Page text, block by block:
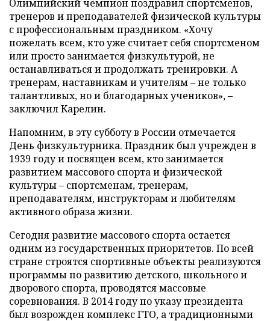
Олимпийский чемпион поздравил спортсменов,
тренеров и преподавателей физической культуры
с профессиональным праздником. «Хочу
пожелать всем, кто уже считает себя спортсменом
или просто занимается физкультурой, не
останавливаться и продолжать тренировки. А
тренерам, наставникам и учителям – не только
талантливых, но и благодарных учеников», –
заключил Карелин.
Напомним, в эту субботу в России отмечается
День физкультурника. Праздник был учрежден в
1939 году и посвящен всем, кто занимается
развитием массового спорта и физической
культуры – спортсменам, тренерам,
преподавателям, инструкторам и любителям
активного образа жизни.
Сегодня развитие массового спорта остается
одним из государственных приоритетов. По всей
стране строятся спортивные объекты реализуются
программы по развитию детского, школьного и
дворового спорта, проводятся массовые
соревнования. В 2014 году по указу президента
был возрожден комплекс ГТО, а традиционными